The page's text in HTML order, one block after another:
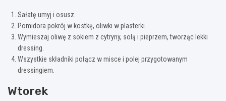
Sałatę umyj i osusz.
Pomidora pokrój w kostkę, oliwki w plasterki.
Wymieszaj oliwę z sokiem z cytryny, solą i pieprzem, tworząc lekki
dressing.
Wszystkie składniki połącz w misce i polej przygotowanym
dressingiem.
Wtorek